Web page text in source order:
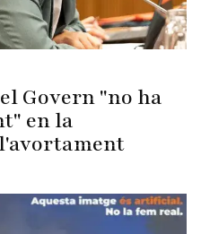
Govern "no ha
en la